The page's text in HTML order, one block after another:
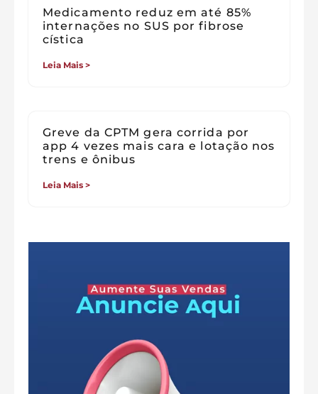
Medicamento reduz em até 85%
internações no SUS por fibrose
cística
Leia Mais >
Greve da CPTM gera corrida por
app 4 vezes mais cara e lotação nos
trens e ônibus
Leia Mais >